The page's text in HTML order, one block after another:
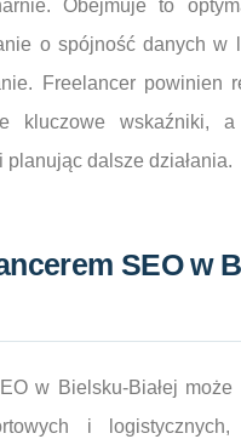
Obejmuje to
o spójność danych w
Freelancer powinien
kluczowe wskaźniki, a
dalsze działania.
SEO w
w Bielsku-Białej
i